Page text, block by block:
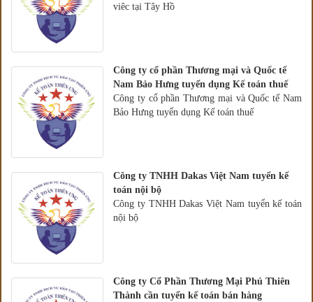
viêc tại Tây Hồ
Công ty cổ phần Thương mại và Quốc tế
Nam Bảo Hưng tuyển dụng Kế toán thuế
Công ty cổ phần Thương mại và Quốc tế Nam
Bảo Hưng tuyển dụng Kế toán thuế
Công ty TNHH Dakas Việt Nam tuyển kế
toán nội bộ
Công ty TNHH Dakas Việt Nam tuyển kế toán
nội bộ
Công ty Cổ Phần Thương Mại Phú Thiên
Thành cần tuyển kế toán bán hàng